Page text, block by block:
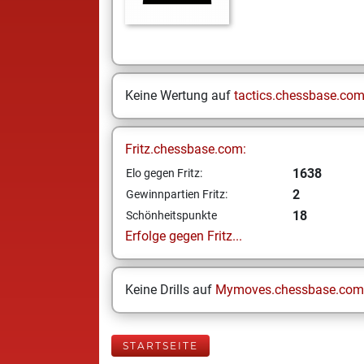
Keine Wertung auf tactics.chessbase.com
Fritz.chessbase.com:
Elo gegen Fritz: 1638
Gewinnpartien Fritz: 2
Schönheitspunkte
18
Erfolge gegen Fritz...
Keine Drills auf Mymoves.chessbase.com
STARTSEITE